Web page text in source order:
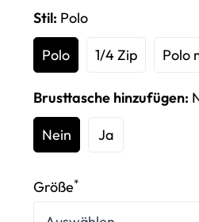
Stil: Polo
Polo 1/4 Zip Polo
Brusttasche hinzufügen:
Nein Ja
Größe*